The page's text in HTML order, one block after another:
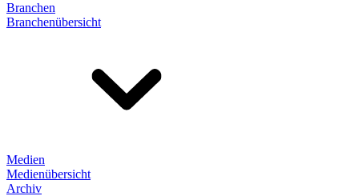
Branchen
Branchenübersicht
Medien
Medienübersicht
Archiv